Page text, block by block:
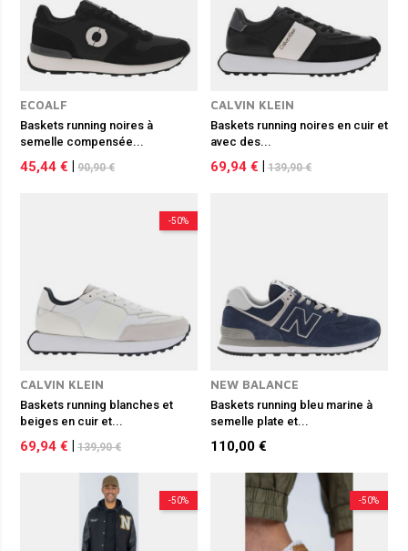
ECOALF
Baskets running noires à
semelle compensée...
45,44 € 90,90 €
CALVIN KLEIN
Baskets running noires en cuir et
avec des...
69,94 € 139,90 €
-50%
CALVIN KLEIN
Baskets running blanches et
beiges en cuir et...
69,94 € 139,90 €
NEW BALANCE
Baskets running bleu marine à
semelle plate et...
110,00 €
-50% -50%